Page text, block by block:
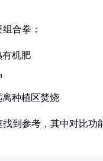
合拳：
有机肥
离种植区焚烧
到参考，其中对比功